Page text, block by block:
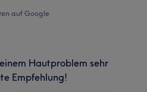
auf Google
Hautproblem sehr
Empfehlung!